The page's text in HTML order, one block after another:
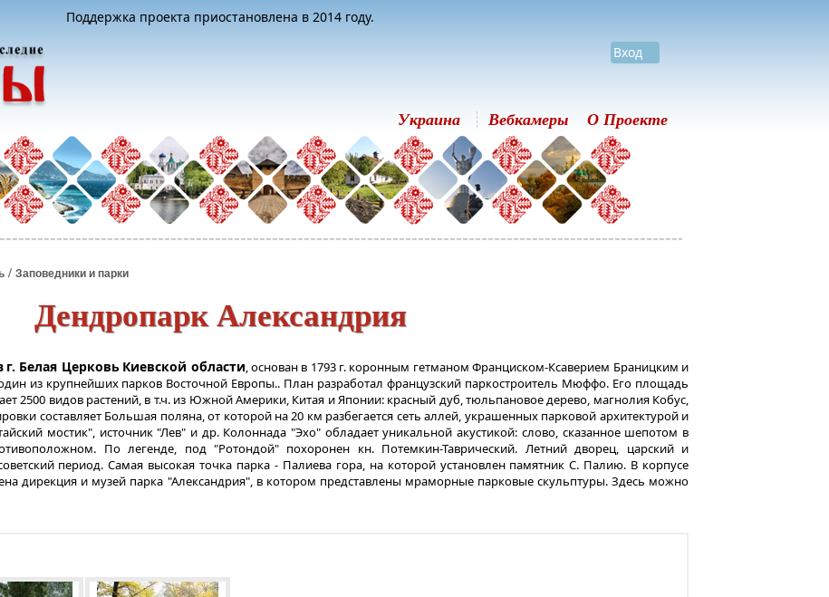
Поддержка проекта приостановлена в 2014 году.
Вход
Украина Вебкамеры О Проекте
/ Заповедники и парки
Дендропарк Александрия
г. Белая Церковь Киевской области, основан в 1793 г. коронным гетманом Франциском-Ксаверием Браницким и
из крупнейших парков Восточной Европы.. План разработал французский паркостроитель Мюффо. Его площадь
2500 видов растений, в т.ч. из Южной Америки, Китая и Японии: красный дуб, тюльпановое дерево, магнолия Кобус,
составляет Большая поляна, от которой на 20 км разбегается сеть аллей, украшенных парковой архитектурой и
мостик", источник "Лев" и др. Колоннада "Эхо" обладает уникальной акустикой: слово, сказанное шепотом в
По легенде, под "Ротондой" похоронен кн. Потемкин-Таврический. Летний дворец, царский и
период. Самая высокая точка парка - Палиева гора, на которой установлен памятник С. Палию. В корпусе
дирекция и музей парка "Александрия", в котором представлены мраморные парковые скульптуры. Здесь можно